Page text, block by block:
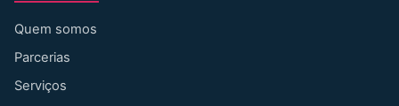
Quem somos
Parcerias
Serviços